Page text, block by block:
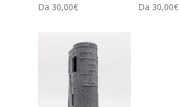
Da 30,00€ Da 30,00€